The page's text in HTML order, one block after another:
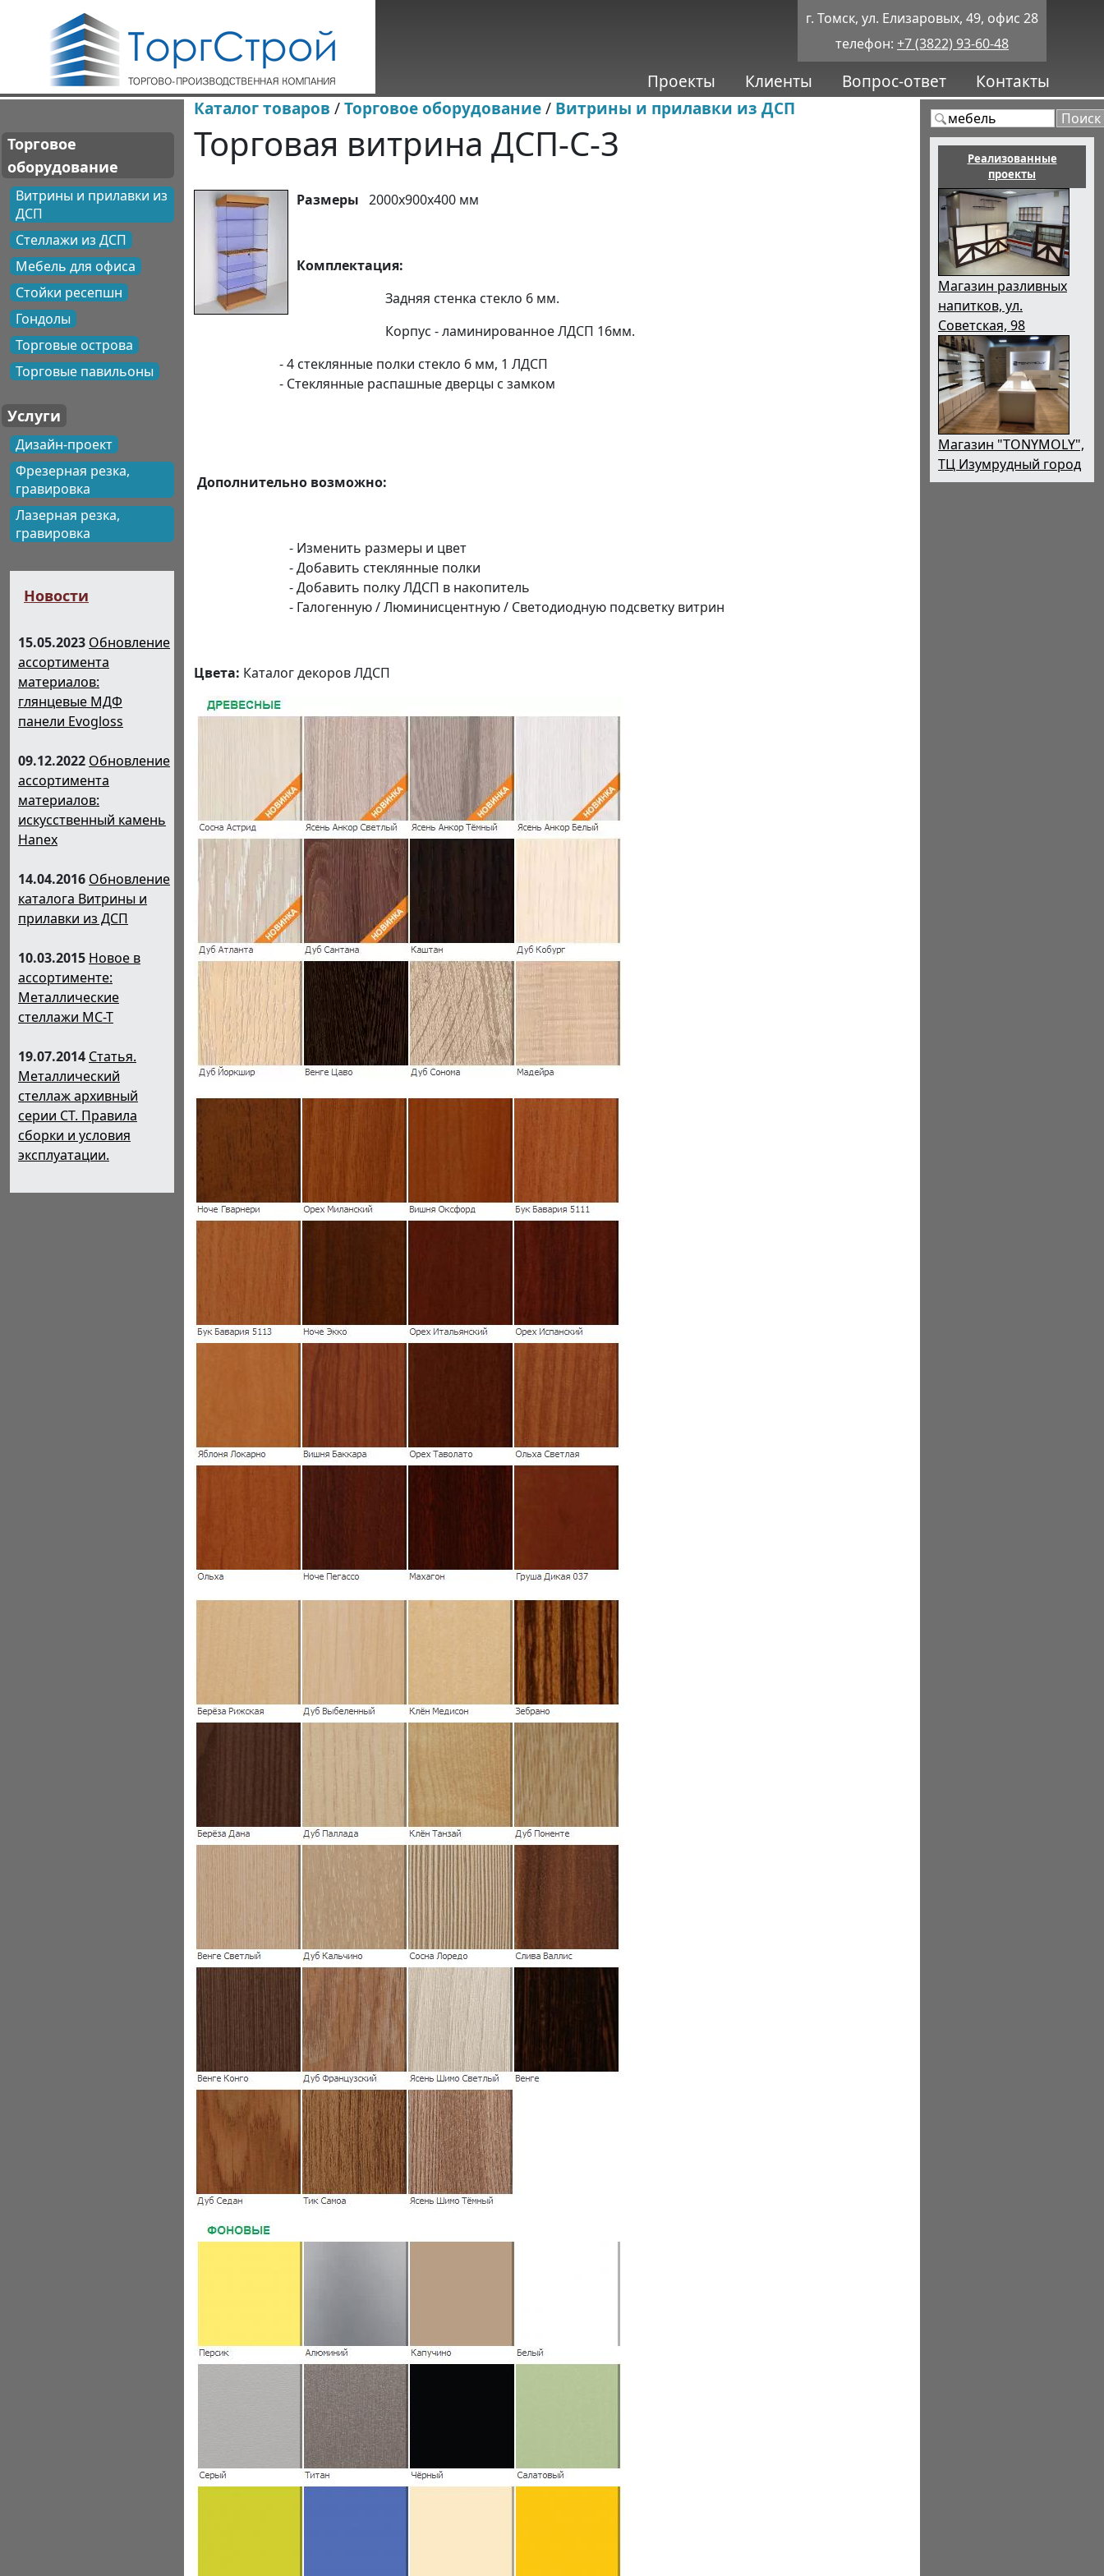
г. Томск, ул. Елизаровых, 49, офис 28
телефон: +7 (3822) 93-60-48
Проекты Клиенты Вопрос-ответ Контакты
Торговое
оборудование
Витрины и прилавки из
ДСП
Стеллажи из ДСП
Мебель для офиса
Стойки ресепшн
Гондолы
Торговые острова
Торговые павильоны
Услуги
Дизайн-проект
Фрезерная резка,
гравировка
Лазерная резка,
гравировка
Новости
15.05.2023 Обновление
ассортимента
материалов:
глянцевые МДФ
панели Evogloss
09.12.2022 Обновление
ассортимента
материалов:
искусственный камень
Hanex
14.04.2016 Обновление
каталога Витрины и
прилавки из ДСП
10.03.2015 Новое в
ассортименте:
Металлические
стеллажи МС-Т
19.07.2014 Статья.
Металлический
стеллаж архивный
серии СТ. Правила
сборки и условия
эксплуатации.
Каталог товаров /Торговое оборудование/ Витрины и прилавки из ДСП
Торговая витрина ДСП-С-3
Размеры 2000х900х400 мм
Комплектация:
Задняя стенка стекло 6 мм.
Корпус - ламинированное ЛДСП 16мм.
- 4 стеклянные полки стекло 6 мм, 1 ЛДСП
- Стеклянные распашные дверцы с замком
Дополнительно возможно:
- Изменить размеры и цвет
- Добавить стеклянные полки
- Добавить полку ЛДСП в накопитель
- Галогенную / Люминисцентную / Светодиодную подсветку витрин
Цвета: Каталог декоров ЛДСП
Реализованные
проекты
Магазин разливных
напитков, ул.
Советская, 98
Магазин "TONYMOLY",
ТЦ Изумрудный город